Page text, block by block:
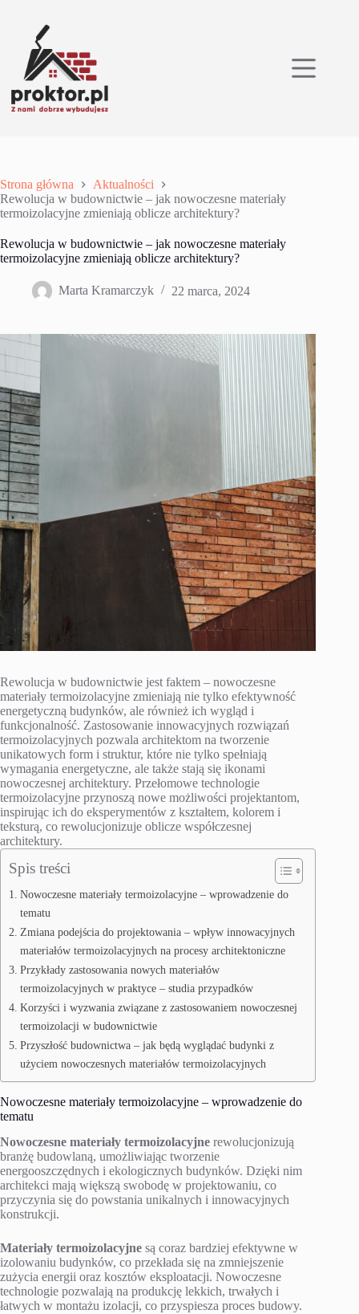
Strona główna
Aktualności
Rewolucja w budownictwie – jak nowoczesne materiały
termoizolacyjne zmieniają oblicze architektury?
Rewolucja w budownictwie – jak nowoczesne materiały
termoizolacyjne zmieniają oblicze architektury?
Marta Kramarczyk 22 marca, 2024
Rewolucja w budownictwie jest faktem – nowoczesne
materiały termoizolacyjne zmieniają nie tylko efektywność
energetyczną budynków, ale również ich wygląd i
funkcjonalność. Zastosowanie innowacyjnych rozwiązań
termoizolacyjnych pozwala architektom na tworzenie
unikatowych form i struktur, które nie tylko spełniają
wymagania energetyczne, ale także stają się ikonami
nowoczesnej architektury. Przełomowe technologie
termoizolacyjne przynoszą nowe możliwości projektantom,
inspirując ich do eksperymentów z kształtem, kolorem i
teksturą, co rewolucjonizuje oblicze współczesnej
architektury.
Spis treści
Nowoczesne materiały termoizolacyjne – wprowadzenie do
tematu
Zmiana podejścia do projektowania – wpływ innowacyjnych
materiałów termoizolacyjnych na procesy architektoniczne
Przykłady zastosowania nowych materiałów
termoizolacyjnych w praktyce – studia przypadków
Korzyści i wyzwania związane z zastosowaniem nowoczesnej
termoizolacji w budownictwie
Przyszłość budownictwa – jak będą wyglądać budynki z
użyciem nowoczesnych materiałów termoizolacyjnych
Nowoczesne materiały termoizolacyjne – wprowadzenie do
tematu
Nowoczesne materiały termoizolacyjne rewolucjonizują
branżę budowlaną, umożliwiając tworzenie
energooszczędnych i ekologicznych budynków. Dzięki nim
architekci mają większą swobodę w projektowaniu, co
przyczynia się do powstania unikalnych i innowacyjnych
konstrukcji.
Materiały termoizolacyjne są coraz bardziej efektywne w
izolowaniu budynków, co przekłada się na zmniejszenie
zużycia energii oraz kosztów eksploatacji. Nowoczesne
technologie pozwalają na produkcję lekkich, trwałych i
łatwych w montażu izolacji, co przyspiesza proces budowy.